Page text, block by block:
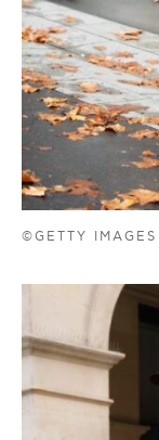
©GETTY IMAGES